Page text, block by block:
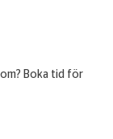
Boka tid för